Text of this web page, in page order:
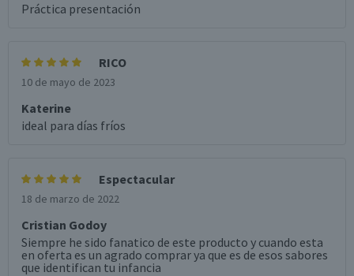
Práctica presentación
RICO
10 de mayo de 2023
Katerine
ideal para días fríos
Espectacular
18 de marzo de 2022
Cristian Godoy
Siempre he sido fanatico de este producto y cuando esta
en oferta es un agrado comprar ya que es de esos sabores
que identifican tu infancia